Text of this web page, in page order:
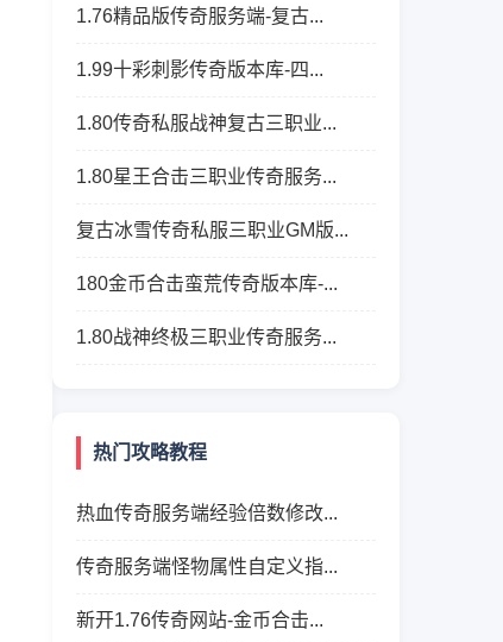
1.76精品版传奇服务端-复古...
1.99十彩刺影传奇版本库-四...
1.80传奇私服战神复古三职业...
1.80星王合击三职业传奇服务...
复古冰雪传奇私服三职业GM版...
180金币合击蛮荒传奇版本库-...
1.80战神终极三职业传奇服务...
热门攻略教程
热血传奇服务端经验倍数修改...
传奇服务端怪物属性自定义指...
新开1.76传奇网站-金币合击...